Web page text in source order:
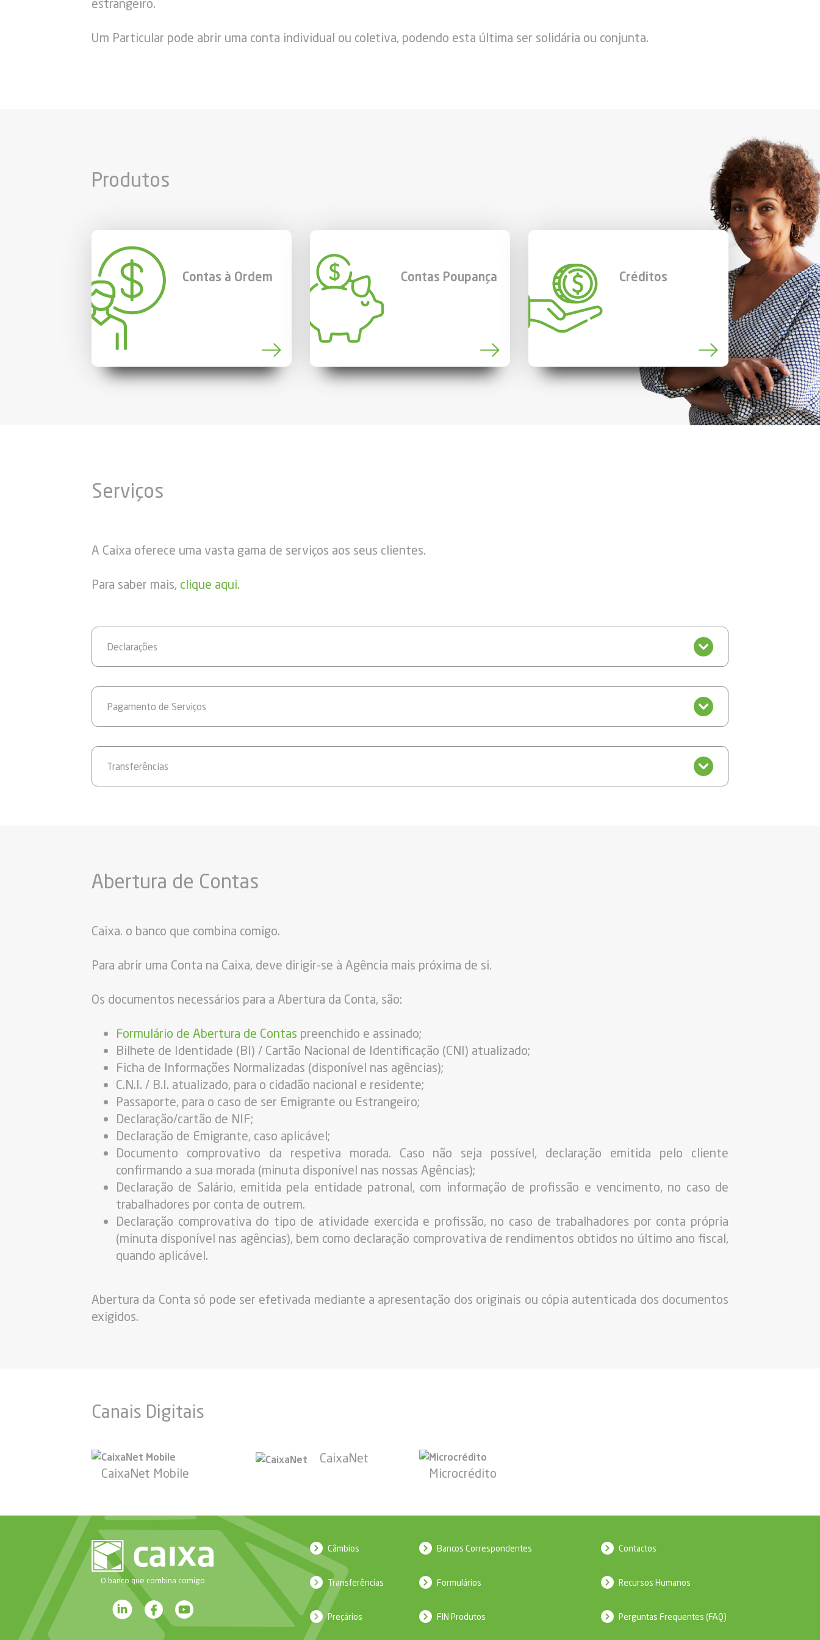
estrangeiro.
Um Particular pode abrir uma conta individual ou coletiva, podendo esta última ser solidária ou conjunta.
Produtos
Contas à Ordem Contas Poupança Créditos
Serviços
A Caixa oferece uma vasta gama de serviços aos seus clientes.
Para saber mais, clique aqui.
Declarações
Pagamento de Serviços
Transferências
Abertura de Contas
Caixa. o banco que combina comigo.
Para abrir uma Conta na Caixa, deve dirigir-se à Agência mais próxima de si.
Os documentos necessários para a Abertura da Conta, são:
Formulário de Abertura de Contas preenchido e assinado;
Bilhete de Identidade (BI) / Cartão Nacional de Identificação (CNI) atualizado;
Ficha de Informações Normalizadas (disponível nas agências);
C.N.I. / B.I. atualizado, para o cidadão nacional e residente;
Passaporte, para o caso de ser Emigrante ou Estrangeiro;
Declaração/cartão de NIF;
Declaração de Emigrante, caso aplicável;
Documento comprovativo da respetiva morada. Caso não seja possível, declaração emitida pelo cliente
confirmando a sua morada (minuta disponível nas nossas Agências);
Declaração de Salário, emitida pela entidade patronal, com informação de profissão e vencimento, no caso de
trabalhadores por conta de outrem.
Declaração comprovativa do tipo de atividade exercida e profissão, no caso de trabalhadores por conta própria
(minuta disponível nas agências), bem como declaração comprovativa de rendimentos obtidos no último ano fiscal,
quando aplicável.
Abertura da Conta só pode ser efetivada mediante a apresentação dos originais ou cópia autenticada dos documentos
exigidos.
Canais Digitais
CaixaNet Mobile
CaixaNet
Microcrédito
O banco que combina comigo
Câmbios Bancos Correspondentes Contactos
Transferências Formulários Recursos Humanos
Preçários FIN Produtos Perguntas Frequentes (FAQ)